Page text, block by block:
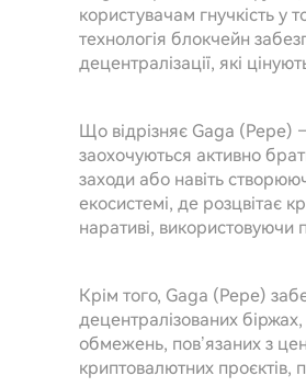
користувачам гнучкість у
технологія блокчейн
децентралізації, які
Що відрізняє Gaga (Pepe)
заохочуються активно
заходи або навіть
екосистемі, де розцвітає
наративі, використовуючи
Крім того, Gaga (Pepe)
децентралізованих
обмежень, пов’язаних з
криптовалютних проєктів,